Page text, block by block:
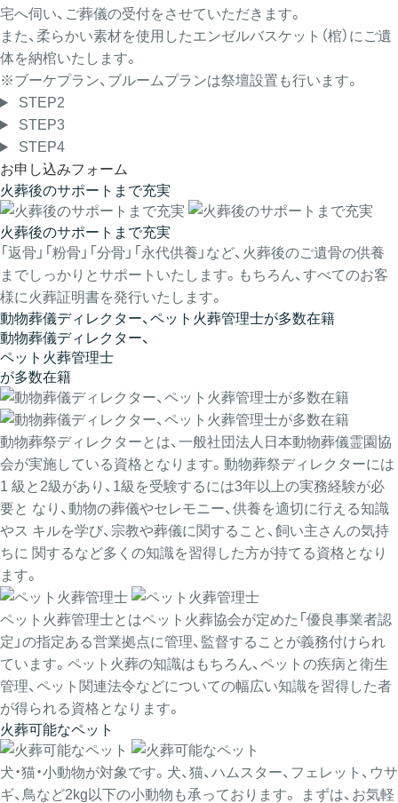
宅へ伺い、ご葬儀の受付をさせていただきます。
また、柔らかい素材を使用したエンゼルバスケット（棺）にご遺
体を納棺いたします。
※ブーケプラン、ブルームプランは祭壇設置も行います。
STEP2
STEP3
STEP4
お申し込みフォーム
火葬後のサポートまで充実
火葬後のサポートまで充実
「返骨」「粉骨」「分骨」「永代供養」など、火葬後のご遺骨の供養
までしっかりとサポートいたします。もちろん、すべてのお客
様に火葬証明書を発行いたします。
動物葬儀ディレクター、ペット火葬管理士が多数在籍
動物葬儀ディレクター、
ペット火葬管理士
が多数在籍
動物葬祭ディレクターとは、一般社団法人日本動物葬儀霊園協
会が実施している資格となります。動物葬祭ディレクターには
1 級と2級があり、1級を受験するには3年以上の実務経験が必
要と なり、動物の葬儀やセレモニー、供養を適切に行える知識
やス キルを学び、宗教や葬儀に関すること、飼い主さんの気持
ちに 関するなど多くの知識を習得した方が持てる資格となり
ます。
ペット火葬管理士とはペット火葬協会が定めた「優良事業者認
定」の指定ある営業拠点に管理、監督することが義務付けられ
ています。ペット火葬の知識はもちろん、ペットの疾病と衛生
管理、ペット関連法令などについての幅広い知識を習得した者
が得られる資格となります。
火葬可能なペット
犬・猫・小動物が対象です。犬、猫、ハムスター、フェレット、ウサ
ギ、鳥など2kg以下の小動物も承っております。 まずは、お気軽